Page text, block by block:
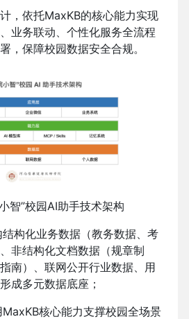
，依托MaxKB的核心能力实现
业务联动、个性化服务全流程
，保障校园数据安全合规。
智”校园AI助手技术架构
构化业务数据（教务数据、考
非结构化文档数据（规章制
南）、联网公开行业数据、用
成多元数据底座；
MaxKB核心能力支撑校园全场景